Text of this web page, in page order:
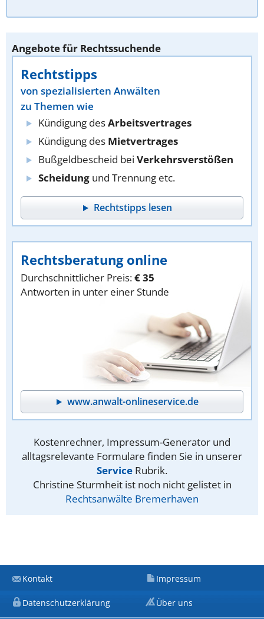
Angebote für Rechtssuchende
Rechtstipps
von spezialisierten Anwälten
zu Themen wie
Kündigung desArbeitsvertrages
Kündigung des Mietvertrages
Bußgeldbescheid bei Verkehrsverstößen
Scheidung und Trennung etc.
Rechtstipps lesen
Rechtsberatung online
Durchschnittlicher Preis:€ 35
Antworten in unter einer Stunde
www.anwalt-onlineservice.de
Kostenrechner, Impressum-Generator und
alltagsrelevante Formulare finden Sie in unserer
Service Rubrik.
Christine Sturmheit ist noch nicht gelistet in
Rechtsanwälte Bremerhaven
Kontakt Impressum
Datenschutzerklärung Über uns